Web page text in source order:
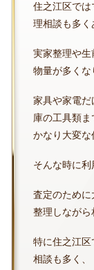
住之江区で
理相談も多く
実家整理や生
物量が多くな
家具や家電
庫の工具類
かなり大変な
そんな時に利
査定のため
整理しながら
特に住之江
相談も多く